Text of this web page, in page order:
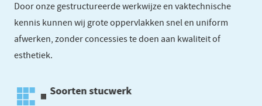
Door onze gestructureerde werkwijze en vaktechnische
kennis kunnen wij grote oppervlakken snel en uniform
afwerken, zonder concessies te doen aan kwaliteit of
esthetiek.
Soorten stucwerk